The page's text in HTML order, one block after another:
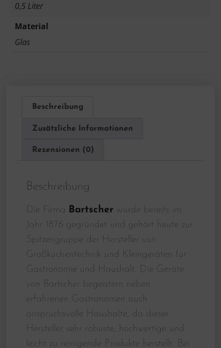
0,5 Liter
Material
Glas
Beschreibung
Zusätzliche Informationen
Rezensionen (0)
Beschreibung
Die Firma Bartscher wurde bereits im
Jahr 1876 gegründet und gehört heute zur
Spitzengruppe der Hersteller von
Großküchentechnik und Kleingeräten für
Gastronomie und Haushalt. Die Geräte
von Bartscher begeistern neben
erfahrenen Gastronomen auch
anspruchsvolle Haushalte, da dieser
Hersteller sehr robuste, hochwertige und
leicht zu reinigende Produkte herstellt. Bei